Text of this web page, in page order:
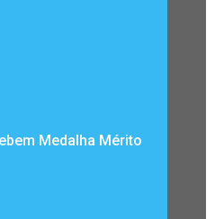
Medalha Mérito